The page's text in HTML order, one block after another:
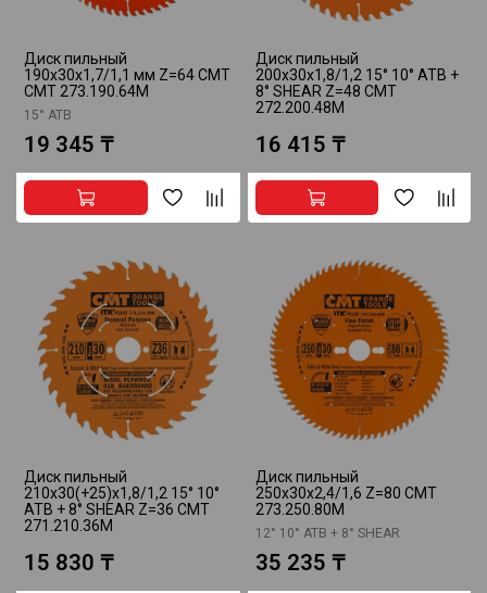
Диск пильный
190x30x1,7/1,1 мм Z=64 СМТ
CMT 273.190.64M
15° ATB
19 345 ₸
Диск пильный
200x30x1,8/1,2 15° 10° ATB +
8° SHEAR Z=48 CMT
272.200.48M
16 415 ₸
Диск пильный
210x30(+25)x1,8/1,2 15° 10°
ATB + 8° SHEAR Z=36 CMT
271.210.36M
15 830 ₸
Диск пильный
250x30x2,4/1,6 Z=80 CMT
273.250.80M
12° 10° ATB + 8° SHEAR
35 235 ₸